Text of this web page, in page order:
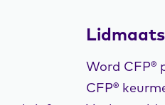
Word CFP®
CFP®